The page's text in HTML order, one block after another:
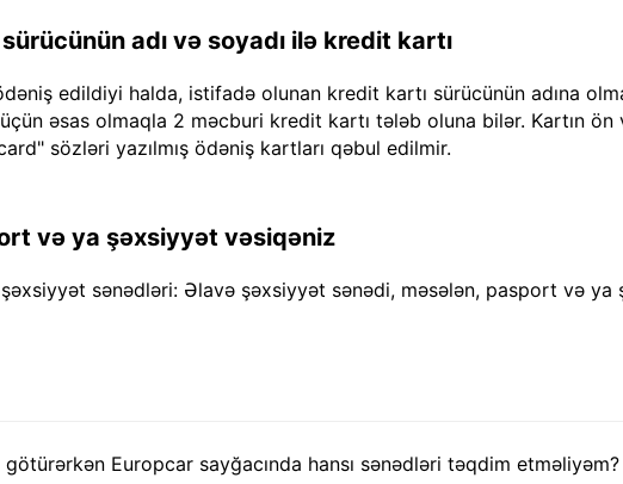
adı və soyadı ilə kredit kartı
edildiyi halda, istifadə olunan kredit kartı sürücünün adına
əsas olmaqla 2 məcburi kredit kartı tələb oluna bilər. Kartın
sözləri yazılmış ödəniş kartları qəbul edilmir.
və ya şəxsiyyət vəsiqəniz
sənədləri: Əlavə şəxsiyyət sənədi, məsələn, pasport və
Europcar sayğacında hansı sənədləri təqdim etməliyəm?